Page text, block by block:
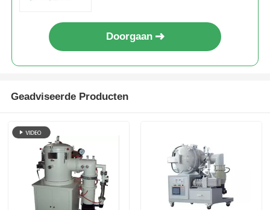
Doorgaan
Geadviseerde Producten